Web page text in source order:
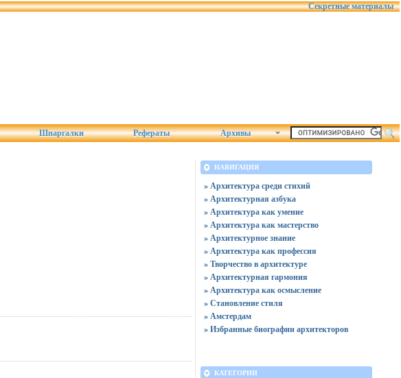
Секретные материалы
Шпаргалки Рефераты Архивы
НАВИГАЦИЯ
» Архитектура среди стихий
» Архитектурная азбука
» Архитектура как умение
» Архитектура как мастерство
» Архитектурное знание
» Архитектура как профессия
» Творчество в архитектуре
» Архитектурная гармония
» Архитектура как осмысление
» Становление стиля
» Амстердам
» Избранные биографии архитекторов
КАТЕГОРИИ